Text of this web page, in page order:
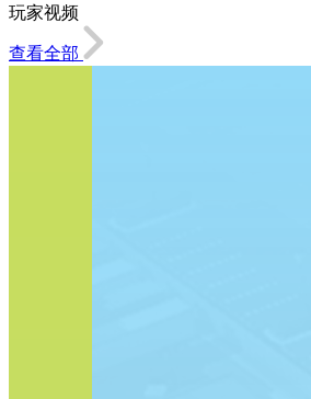
玩家视频
查看全部